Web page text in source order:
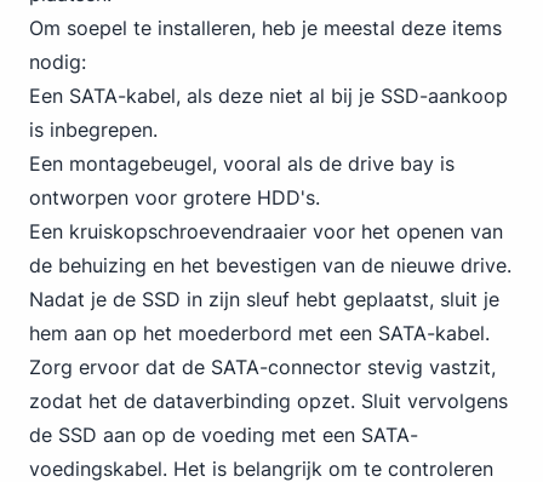
Om soepel te installeren, heb je meestal deze items
nodig:
Een SATA-kabel, als deze niet al bij je SSD-aankoop
is inbegrepen.
Een montagebeugel, vooral als de drive bay is
ontworpen voor grotere HDD's.
Een kruiskopschroevendraaier voor het openen van
de behuizing en het bevestigen van de nieuwe drive.
Nadat je de SSD in zijn sleuf hebt geplaatst, sluit je
hem aan op het moederbord met een SATA-kabel.
Zorg ervoor dat de SATA-connector stevig vastzit,
zodat het de dataverbinding opzet. Sluit vervolgens
de SSD aan op de voeding met een SATA-
voedingskabel. Het is belangrijk om te controleren